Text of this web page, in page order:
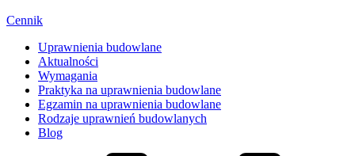
Cennik
Uprawnienia budowlane
Aktualności
Wymagania
Praktyka na uprawnienia budowlane
Egzamin na uprawnienia budowlane
Rodzaje uprawnień budowlanych
Blog